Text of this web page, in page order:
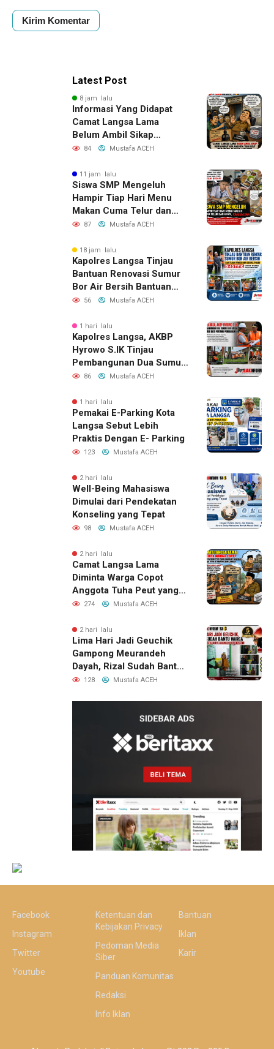
Latest Post
8 jam lalu
Informasi Yang Didapat
Camat Langsa Lama
Belum Ambil Sikap
Menyangkut Ada Anggota
Jabatan ASN PPPK
84 Mustafa ACEH
11 jam lalu
Siswa SMP Mengeluh
Hampir Tiap Hari Menu
Makan Cuma Telur dan
Ayam, Kami Bosan
87 Mustafa ACEH
18 jam lalu
Kapolres Langsa Tinjau
Bantuan Renovasi Sumur
Bor Air Bersih Bantuan
Program Sosial Polri Di 40
Pascabanjir
56 Mustafa ACEH
1 hari lalu
Kapolres Langsa, AKBP
Hyrowo S.IK Tinjau
Pembangunan Dua Sumur
Bor Dayah Sekaligus Letak
Pembangunan
86 Mustafa ACEH
1 hari lalu
Pemakai E-Parking Kota
Langsa Sebut Lebih
Praktis Dengan E- Parking
123 Mustafa ACEH
2 hari lalu
Well-Being Mahasiswa
Dimulai dari Pendekatan
Konseling yang Tepat
98 Mustafa ACEH
2 hari lalu
Camat Langsa Lama
Diminta Warga Copot
Anggota Tuha Peut yang
Rangkap Jabatan Sebagai
Langsa
274 Mustafa ACEH
2 hari lalu
Lima Hari Jadi Geuchik
Gampong Meurandeh
Dayah, Rizal Sudah Bantu
Warga Kesulitan Ekonomi.
128 Mustafa ACEH
Facebook
Instagram
Twitter
Youtube
Ketentuan dan
Kebijakan Privacy
Pedoman Media
Siber
Panduan Komunitas
Redaksi
Info Iklan
Bantuan
Iklan
Karir